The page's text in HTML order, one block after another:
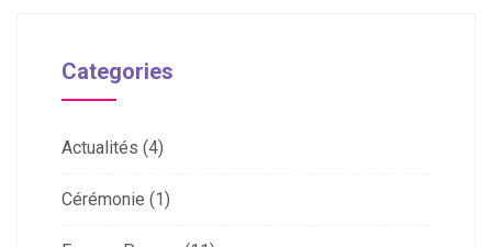
Categories
Actualités (4)
Cérémonie (1)